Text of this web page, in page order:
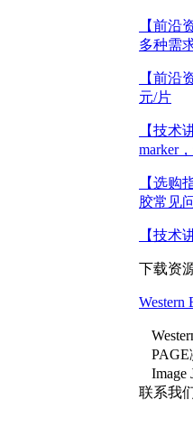
【前沿
多种需
【前沿
元/片
【技术
marker
【选购
胶常见
【技术
下载资
Western
Image
联系我